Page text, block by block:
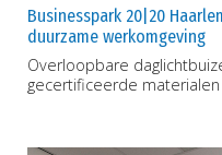
Businesspark 20|20
duurzame werkomgeving
Overloopbare
gecertificeerde materialen